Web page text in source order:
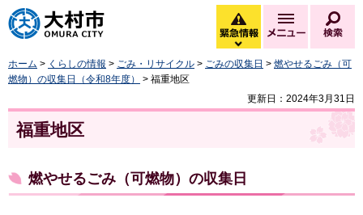
大村市
緊急情報
緊急情報を開く
メニュー
ホーム > くらしの情報 > ごみ・リサイクル > ごみの収集日 > 燃やせるごみ（可
燃物）の収集日（令和8年度）
> 福重地区
更新日：2024年3月31日
福重地区
燃やせるごみ（可燃物）の収集日